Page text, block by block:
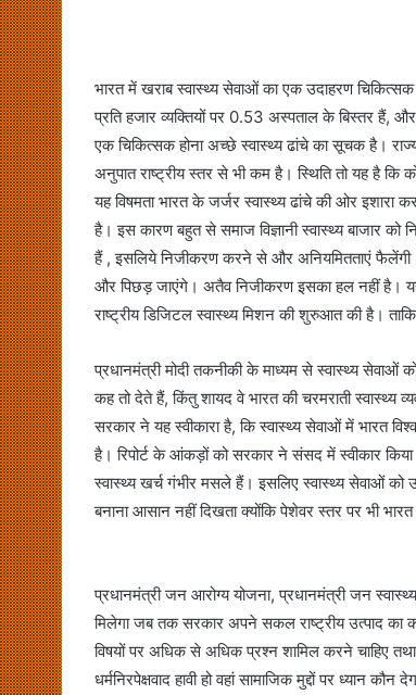
भारत में खराब स्वास्थ्य सेवाओं का एक उदाहरण
प्रति हजार व्यक्तियों पर 0.53 अस्पताल के बिस्तर हैं,
एक चिकित्सक होना अच्छे स्वास्थ्य ढांचे का सूचक है।
अनुपात राष्ट्रीय स्तर से भी कम है। स्थिति तो यह है कि
यह विषमता भारत के जर्जर स्वास्थ्य ढांचे की ओर इशारा
है। इस कारण बहुत से समाज विज्ञानी स्वास्थ्य बाजार
हैं , इसलिये निजीकरण करने से और अनियमितताएं
और पिछड़ जाएंगे। अतैव निजीकरण इसका हल नहीं है।
राष्ट्रीय डिजिटल स्वास्थ्य मिशन की शुरुआत की है।
प्रधानमंत्री मोदी तकनीकी के माध्यम से स्वास्थ्य
कह तो देते हैं, किंतु शायद वे भारत की चरमराती
सरकार ने यह स्वीकारा है, कि स्वास्थ्य सेवाओं में भारत
है। रिपोर्ट के आंकड़ों को सरकार ने संसद में स्वीकार
स्वास्थ्य खर्च गंभीर मसले हैं। इसलिए स्वास्थ्य सेवाओं
बनाना आसान नहीं दिखता क्योंकि पेशेवर स्तर पर भी भारत
प्रधानमंत्री जन आरोग्य योजना, प्रधानमंत्री जन
मिलेगा जब तक सरकार अपने सकल राष्ट्रीय उत्पाद
विषयों पर अधिक से अधिक प्रश्न शामिल करने चाहिए
धर्मनिरपेक्षवाद हावी हो वहां सामाजिक मुद्दों पर ध्यान